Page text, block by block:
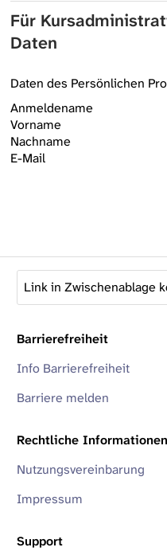
Für
Daten
Daten des Persönlichen
Anmeldename
Vorname
Nachname
E-Mail
Link in Zwischenablage
Barrierefreiheit
Info Barrierefreiheit
Barriere melden
Rechtliche Informationen
Nutzungsvereinbarung
Impressum
Support